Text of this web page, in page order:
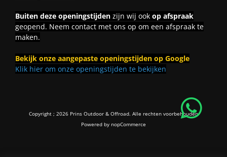
Buiten deze openingstijdenzijn wij ook op afspraak
geopend. Neem contact met ons op om een afspraak te
maken.
Bekijk onze aangepaste openingstijden op Google
Klik hier om onze openingstijden te bekijken
Copyright ; 2026 Prins Outdoor & Offroad. Alle rechten voorbehouden
Powered by nopCommerce